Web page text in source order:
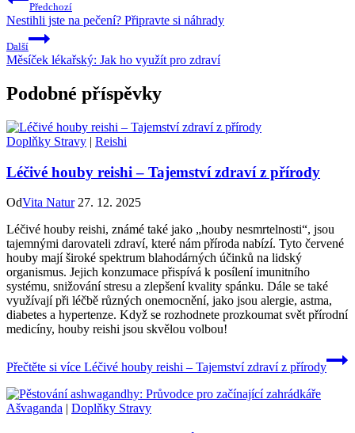
Předchozí
Nestihli jste na pečení? Připravte si náhrady
Další
Měsíček lékařský: Jak ho využít pro zdraví
Podobné příspěvky
Doplňky Stravy | Reishi
Léčivé houby reishi – Tajemství zdraví z přírody
OdVita Natur 27. 12. 2025
Léčivé houby reishi, známé také jako „houby nesmrtelnosti“, jsou
tajemnými darovateli zdraví, které nám příroda nabízí. Tyto červené
houby mají široké spektrum blahodárných účinků na lidský
organismus. Jejich konzumace přispívá k posílení imunitního
systému, snižování stresu a zlepšení kvality spánku. Dále se také
využívají při léčbě různých onemocnění, jako jsou alergie, astma,
diabetes a hypertenze. Když se rozhodnete prozkoumat svět přírodní
medicíny, houby reishi jsou skvělou volbou!
Přečtěte si více Léčivé houby reishi – Tajemství zdraví z přírody
Ašvaganda | Doplňky Stravy